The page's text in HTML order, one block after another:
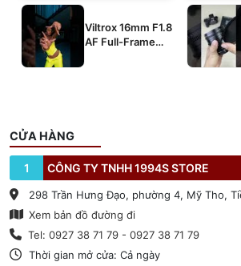
Viltrox 16mm F1.8
AF Full-Frame
CỬA HÀNG
1 CÔNG TY TNHH 1994S STORE
298 Trần Hưng Đạo, phường 4, Mỹ Tho,
Xem bản đồ đường đi
Tel: 0927 38 71 79 - 0927 38 71 79
Thời gian mở cửa: Cả ngày